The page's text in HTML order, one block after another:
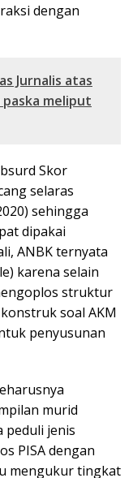
dengan
Jurnalis atas
meliput
Skor
selaras
sehingga
dipakai
ANBK ternyata
karena selain
struktur
soal AKM
penyusunan
murid
peduli jenis
PISA dengan
mengukur tingkat